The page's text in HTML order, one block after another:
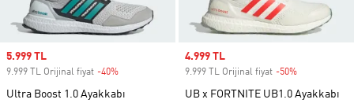
Sale price
5.999 TL
9.999 TL Orijinal fiyat -40%
Ultra Boost 1.0 Ayakkabı
Sale price
4.999 TL
9.999 TL Orijinal fiyat -50%
UB x FORTNITE UB1.0 Ayakkabı